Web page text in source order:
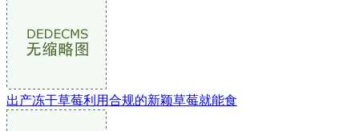
出产冻干草莓利用合规的新颖草莓就能食